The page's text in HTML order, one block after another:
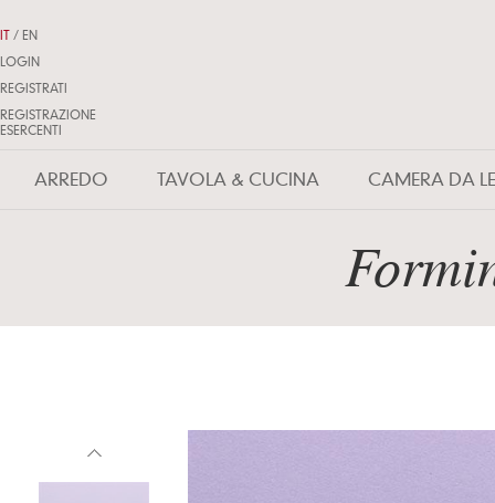
ARREDO TAVOLA & CUCINA CAMERA DA
IT / EN
LOGIN
REGISTRATI
REGISTRAZIONE
ESERCENTI